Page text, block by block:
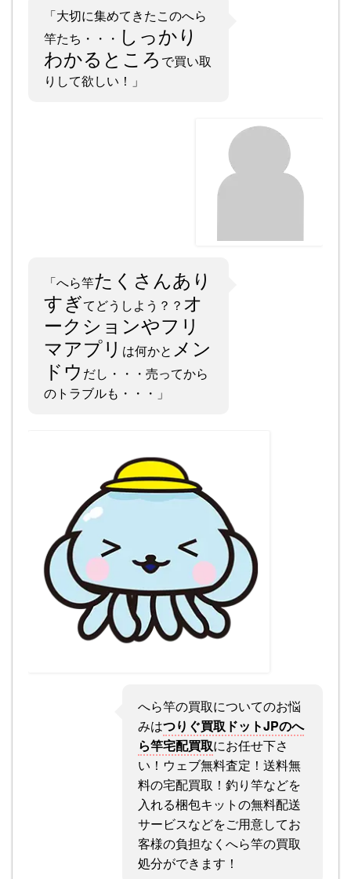
「大切に集めてきたこのへら
竿たち・・・ しっかり
わかるところ で買い取
りして欲しい！」
「へら竿たくさんあり
すぎてどうしよう？？ オ
ークションやフリ
マアプリ は何かと メン
ドウ だし・・・売ってから
のトラブルも・・・」
へら竿の買取についてのお悩
みはつりぐ買取ドットJPのへ
ら竿宅配買取にお任せ下さ
い！ウェブ無料査定！送料無
料の宅配買取！釣り竿などを
入れる梱包キットの無料配送
サービスなどをご用意してお
客様の負担なくへら竿の買取
処分ができます！